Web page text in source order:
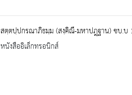
สตฺตปฺปกรณาภิธมฺม (สงฺคิณี-มหาปฎฺฐาน) ชบ.บ
หนังสืออิเล็กทรอนิกส์